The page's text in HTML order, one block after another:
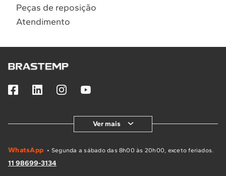
Peças de reposição
Atendimento
Ver mais
WhatsApp • Segunda a sábado das 8h00 às 20h00, exceto feriados.
11 98699-3134